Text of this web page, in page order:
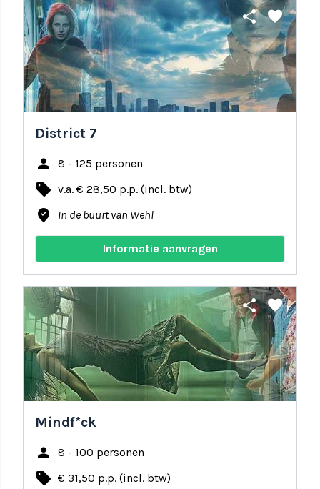
share favorite
District 7
person 8 - 125 personen
local_offer v.a. € 28,50 p.p. (incl. btw)
where_to_vote In de buurt van Wehl
Informatie aanvragen
share favorite
Mindf*ck
person 8 - 100 personen
local_offer € 31,50 p.p. (incl. btw)